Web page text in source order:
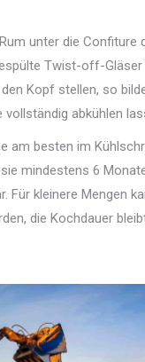
unter die Confiture
Twist-off-Gläser
Kopf stellen, so
vollständig abkühlen
am besten im
mindestens 6
Für kleinere Mengen
die Kochdauer